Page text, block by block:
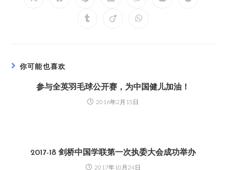
你可能也喜欢
参与全英羽毛球公开赛，为中国健儿加油！
2016年2月15日
2017-18 剑桥中国学联第一次执委大会成功举办
2017年10月24日